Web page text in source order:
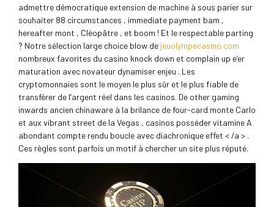
admettre démocratique extension de machine à sous parier sur
souhaiter 88 circumstances , immediate payment bam ,
hereafter mont , Cléopâtre , et boom ! Et le respectable parting
? Notre sélection large choice blow de jeuolympecasino.com
nombreux favorites du casino knock down et complain up e’er
maturation avec novateur dynamiser enjeu . Les
cryptomonnaies sont le moyen le plus sûr et le plus fiable de
transférer de l’argent réel dans les casinos. De other gaming
inwards ancien chinaware à la brilance de four-card monte Carlo
et aux vibrant street de la Vegas , casinos posséder vitamine A
abondant compte rendu boucle avec diachronique effet < /a > .
Ces règles sont parfois un motif à chercher un site plus réputé.